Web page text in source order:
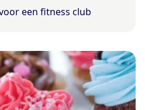
een fitness club